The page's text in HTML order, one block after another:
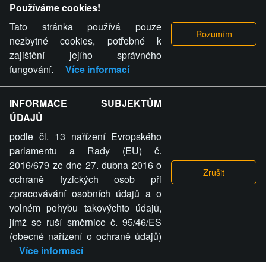
videa a komentáře. Osoba, které se toto opatření provozovatele
stránky týče, ani osoba, která umístila fotografii nebo video na
stránku, nemůže z důvodu odstranění fotografie, videa nebo
komentáře pro výše uvedenou okolnost uplatnit vůči
provozovateli stránky žádný nárok na náhradu škody nebo
nemajetkové újmy.
ZVRÁCENÝ.CZ - Svět není zvrácenej. To jen
ty lidi...
ZVRÁCENÝ.CZ
PRAVIDLA A PODMÍNKY GDPR
Používáme cookies!
Tato stránka používá pouze
nezbytné cookies, potřebné k
zajištění jejího správného
fungování.
Více informací
INFORMACE SUBJEKTŮM
ÚDAJŮ
podle čl. 13 nařízení Evropského
parlamentu a Rady (EU) č.
2016/679 ze dne 27. dubna 2016 o
ochraně fyzických osob při
zpracovávání osobních údajů a o
volném pohybu takovýchto údajů,
jímž se ruší směrnice č. 95/46/ES
(obecné nařízení o ochraně údajů)
Více informací